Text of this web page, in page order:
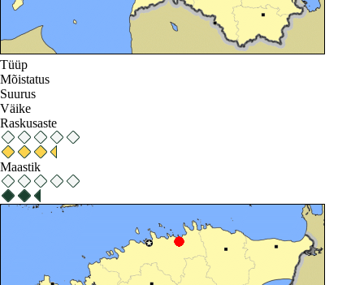
Tüüp
Mõistatus
Suurus
Väike
Raskusaste
Maastik